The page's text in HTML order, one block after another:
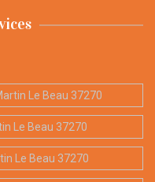
Le Beau 37270
Le Beau 37270
Le Beau 37270